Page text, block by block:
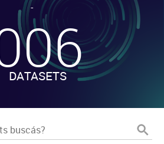
-
DATASETS